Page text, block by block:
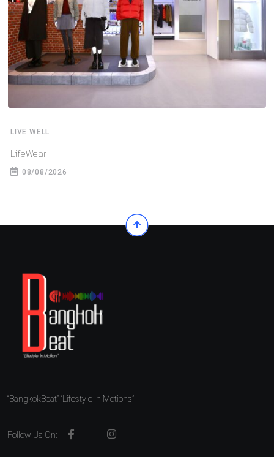
LIVE WELL
LifeWear
08/08/2026
“BangkokBeat” “Lifestyle in Motions”
Follow Us On: